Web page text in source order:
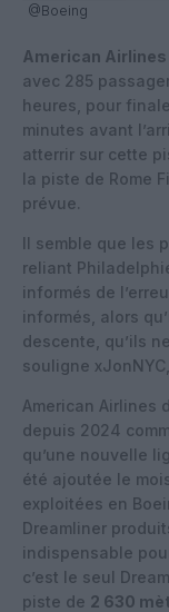
@Boeing
American Airlines
avec 285
heures, pour
minutes avant
atterrir sur cette
la piste de Rome
prévue.
Il semble que les
reliant
informés de
informés, alors
descente, qu’ils
souligne
American Airlines
depuis 2024
qu’une nouvelle
été ajoutée le
exploitées en
Dreamliner
indispensable
c’est le seul
piste de 2 630